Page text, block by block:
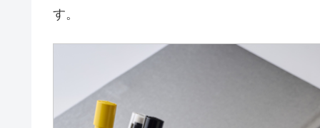
す。